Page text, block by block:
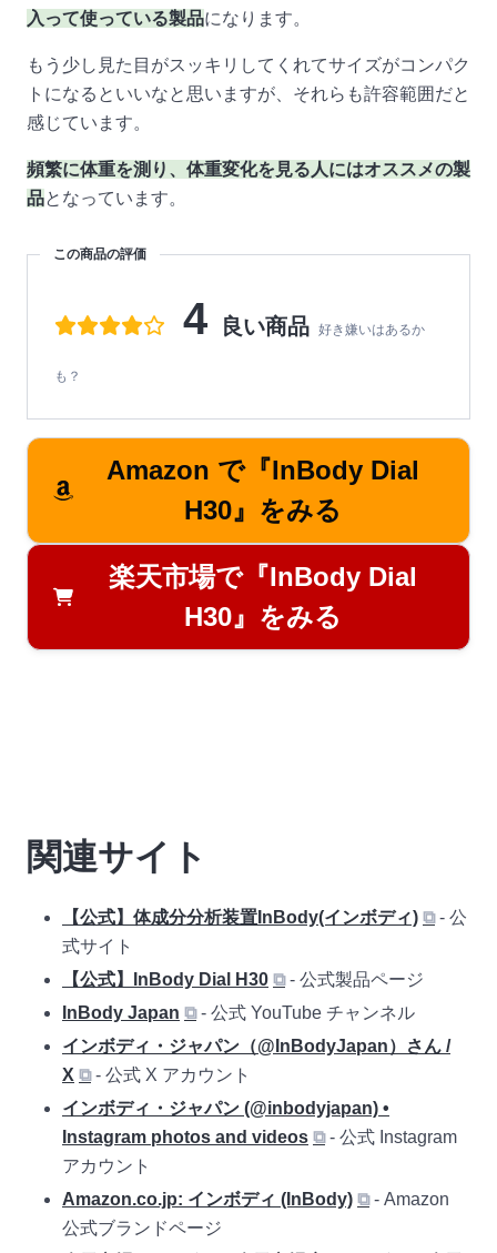
入って使っている製品になります。
もう少し見た目がスッキリしてくれてサイズがコンパク
トになるといいなと思いますが、それらも許容範囲だと
感じています。
頻繁に体重を測り、体重変化を見る人にはオススメの製
品となっています。
この商品の評価
4 良い商品 好き嫌いはあるか
も？
Amazon で『InBody Dial
H30』をみる
楽天市場で『InBody Dial
H30』をみる
関連サイト
【公式】体成分分析装置InBody(インボディ) ⧉- 公
式サイト
【公式】InBody Dial H30 ⧉- 公式製品ページ
InBody Japan ⧉- 公式 YouTube チャンネル
インボディ・ジャパン（@InBodyJapan）さん /
X ⧉- 公式 X アカウント
インボディ・ジャパン (@inbodyjapan) •
Instagram photos and videos ⧉- 公式 Instagram
アカウント
Amazon.co.jp: インボディ (InBody) ⧉- Amazon
公式ブランドページ